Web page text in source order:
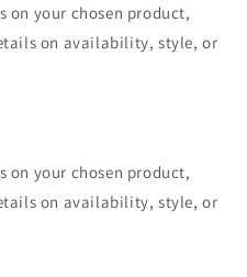
on your chosen product,
on availability, style, or
on your chosen product,
on availability, style, or